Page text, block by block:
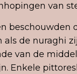
van
beschouwden
als de nuraghi
van de
Enkele